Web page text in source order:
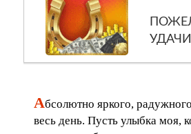
УДАЧИ
Абсолютно яркого,
весь день. Пусть улыбка моя,